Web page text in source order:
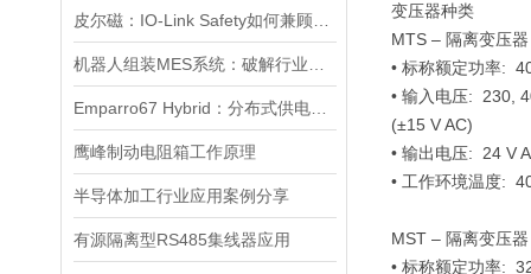
鹰峰制动电阻箱工作原理
半导体加工行业应用案例分享
有源隔离型RS485集线器应用
变压器种类
MTS – 隔离变压
• 标称额定功率:
• 输入电压: 230,
(±15 V AC)
• 输出电压: 24 V
• 工作环境温度:
MST – 隔离变压
• 标称额定功率: